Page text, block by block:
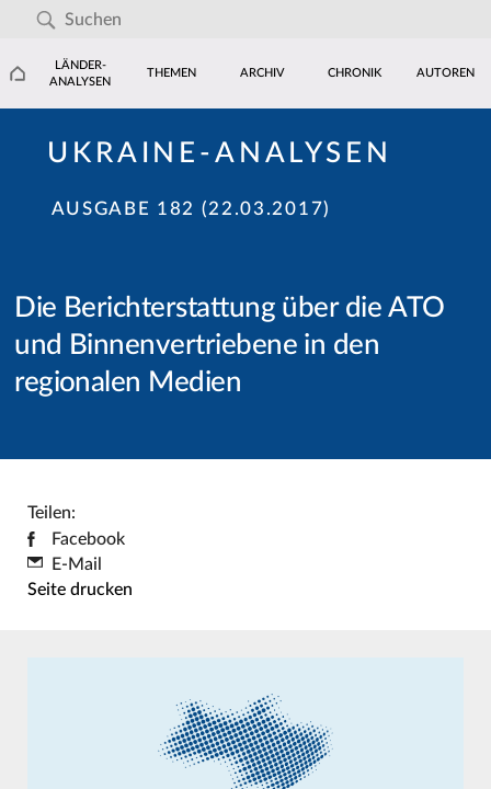
LÄNDER-
ANALYSEN
THEMEN ARCHIV CHRONIK AUTOREN
UKRAINE-ANALYSEN
AUSGABE 182 (22.03.2017)
Die Berichterstattung über die ATO
und Binnenvertriebene in den
regionalen Medien
Teilen:
Facebook
E-Mail
Seite drucken